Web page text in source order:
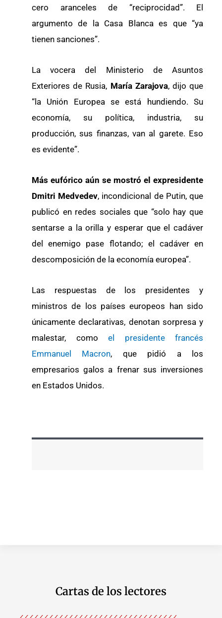
cero aranceles de “reciprocidad”. El
argumento de la Casa Blanca es que “ya
tienen sanciones”.
La vocera del Ministerio de Asuntos
Exteriores de Rusia, María Zarajova, dijo que
“la Unión Europea se está hundiendo. Su
economía, su política, industria, su
producción, sus finanzas, van al garete. Eso
es evidente”.
Más eufórico aún se mostró el expresidente
Dmitri Medvedev, incondicional de Putin, que
publicó en redes sociales que “solo hay que
sentarse a la orilla y esperar que el cadáver
del enemigo pase flotando; el cadáver en
descomposición de la economía europea”.
Las respuestas de los presidentes y
ministros de los países europeos han sido
únicamente declarativas, denotan sorpresa y
malestar, como el presidente francés
Emmanuel Macron, que pidió a los
empresarios galos a frenar sus inversiones
en Estados Unidos.
Cartas de los lectores